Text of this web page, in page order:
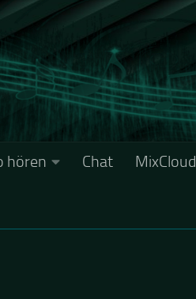
hören Chat MixCloud